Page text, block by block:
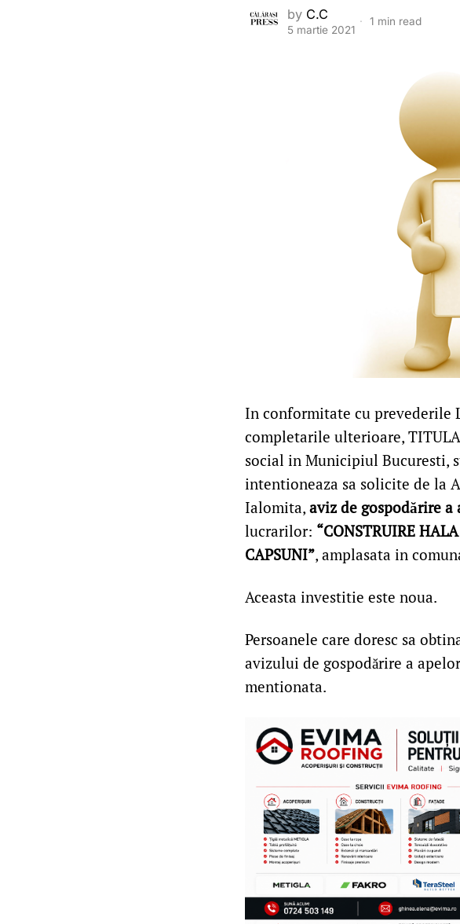
by C.C
5 martie 2021
1 min read
In conformitate cu prevederile
completarile ulterioare,
social in Municipiul Bucuresti,
intentioneaza sa solicite de la
Ialomita, aviz de gospodărire
lucrarilor: “CONSTRUIRE
CAPSUNI”, amplasata in
Aceasta investitie este noua.
Persoanele care doresc sa
avizului de gospodărire a
mentionata.